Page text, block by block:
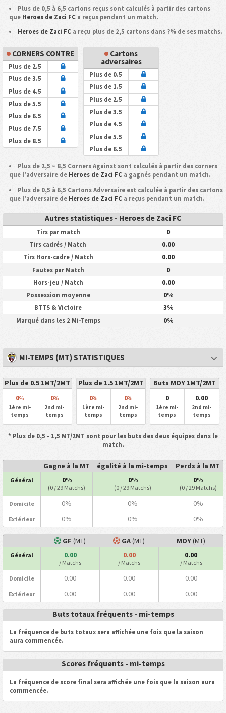
Plus de 0,5 à 6,5 cartons reçus sont calculés à partir des cartons
que Heroes de Zaci FCa reçus pendant un match.
Heroes de Zaci FC a reçu plus de 2,5 cartons dans ?% de ses matchs.
CORNERS CONTRE
Plus de 2.5
Plus de 3.5
Plus de 4.5
Plus de 5.5
Plus de 6.5
Plus de 7.5
Plus de 8.5
Cartons
adversaires
Plus de 0.5
Plus de 1.5
Plus de 2.5
Plus de 3.5
Plus de 4.5
Plus de 5.5
Plus de 6.5
Plus de 2,5 ~ 8,5 Corners Against sont calculés à partir des corners
que l'adversaire de Heroes de Zaci FCa gagnés pendant un match.
Plus de 0,5 à 6,5 Cartons Adversaire est calculée à partir des cartons
que l'adversaire de Heroes de Zaci FCa reçus pendant un match.
Autres statistiques - Heroes de Zaci FC
Tirs par match 0
Tirs cadrés / Match 0.00
Tirs Hors-cadre / Match 0.00
Fautes par Match 0
Hors-jeu / Match 0.00
Possession moyenne 0%
BTTS & Victoire 3%
Marqué dans les 2 Mi-Temps 0%
MI-TEMPS (MT) STATISTIQUES
Plus de 0.5 1MT/2MT
0%
1ère mi-
temps
0%
2nd mi-
temps
Plus de 1.5 1MT/2MT
0%
1ère mi-
temps
0%
2nd mi-
temps
Buts MOY 1MT/2MT
0
1ère mi-
temps
0.00
2nd mi-
temps
* Plus de 0,5 - 1,5 MT/2MT sont pour les buts des deux équipes dans le
match.
Gagne à la MT égalité à la mi-temps Perds à la MT
Général 0%
(0 / 29 Matchs)
0%
(0 / 29 Matchs)
0%
(0 / 29 Matchs)
Domicile 0% 0% 0%
Extérieur 0% 0% 0%
GF (MT) GA(MT) MOY(MT)
Général 0.00
/ Matchs
0.00
/ Matchs
0.00
/ Matchs
Domicile 0.00 0.00 0.00
Extérieur 0.00 0.00 0.00
Buts totaux fréquents - mi-temps
La fréquence de buts totaux sera affichée une fois que la saison
aura commencée.
Scores fréquents - mi-temps
La fréquence de score final sera affichée une fois que la saison aura
commencée.